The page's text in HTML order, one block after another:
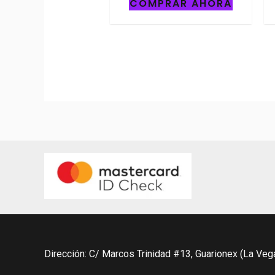
0
out
COMPRAR AHORA
Dirección: C/ Marcos Trinidad #13, Guarionex (La